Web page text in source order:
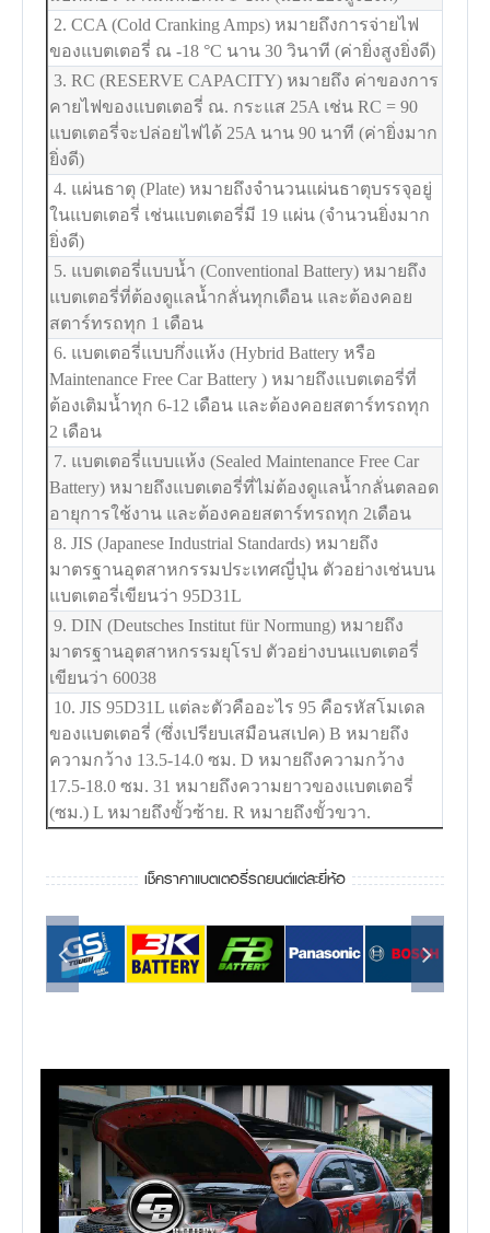
2. CCA (Cold Cranking Amps) หมายถึงการจ่ายไฟ
ของแบตเตอรี่ ณ -18 °C นาน 30 วินาที (ค่ายิ่งสูงยิ่งดี)
3. RC (RESERVE CAPACITY) หมายถึง ค่าของการ
คายไฟของแบตเตอรี่ ณ. กระแส 25A เช่น RC = 90
แบตเตอรี่จะปล่อยไฟได้ 25A นาน 90 นาที (ค่ายิ่งมาก
ยิ่งดี)
4. แผ่นธาตุ (Plate) หมายถึงจำนวนแผ่นธาตุบรรจุอยู่
ในแบตเตอรี่ เช่นแบตเตอรี่มี 19 แผ่น (จำนวนยิ่งมาก
ยิ่งดี)
5. แบตเตอรี่แบบน้ำ (Conventional Battery) หมายถึง
แบตเตอรี่ที่ต้องดูแลน้ำกลั่นทุกเดือน และต้องคอย
สตาร์ทรถทุก 1 เดือน
6. แบตเตอรี่แบบกึ่งแห้ง (Hybrid Battery หรือ
Maintenance Free Car Battery ) หมายถึงแบตเตอรี่ที่
ต้องเติมน้ำทุก 6-12 เดือน และต้องคอยสตาร์ทรถทุก
2 เดือน
7. แบตเตอรี่แบบแห้ง (Sealed Maintenance Free Car
Battery) หมายถึงแบตเตอรี่ที่ไม่ต้องดูแลน้ำกลั่นตลอด
อายุการใช้งาน และต้องคอยสตาร์ทรถทุก 2เดือน
8. JIS (Japanese Industrial Standards) หมายถึง
มาตรฐานอุตสาหกรรมประเทศญี่ปุ่น ตัวอย่างเช่นบน
แบตเตอรี่เขียนว่า 95D31L
9. DIN (Deutsches Institut für Normung) หมายถึง
มาตรฐานอุตสาหกรรมยุโรป ตัวอย่างบนแบตเตอรี่
เขียนว่า 60038
10. JIS 95D31L แต่ละตัวคืออะไร 95 คือรหัสโมเดล
ของแบตเตอรี่ (ซึ่งเปรียบเสมือนสเปค) B หมายถึง
ความกว้าง 13.5-14.0 ซม. D หมายถึงความกว้าง
17.5-18.0 ซม. 31 หมายถึงความยาวของแบตเตอรี่
(ซม.) L หมายถึงขั้วซ้าย. R หมายถึงขั้วขวา.
เช็คราคาแบตเตอรี่รถยนต์แต่ละยี่ห้อ